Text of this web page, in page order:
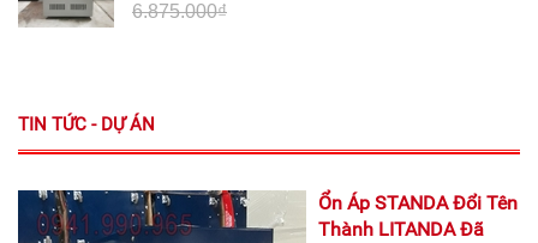
6.875.000₫
TIN TỨC - DỰ ÁN
Ổn Áp STANDA Đổi Tên
Thành LITANDA Đã